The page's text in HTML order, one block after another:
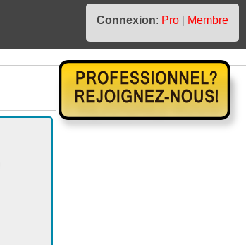
Connexion: Pro
Membre